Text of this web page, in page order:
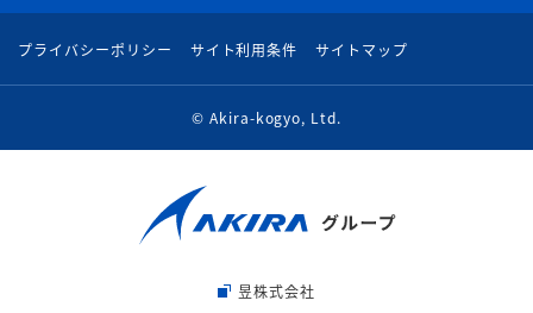
プライバシーポリシー サイト利用条件 サイトマップ
© Akira-kogyo, Ltd.
昱株式会社